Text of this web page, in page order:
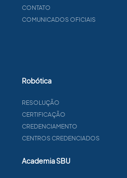
CONTATO
COMUNICADOS OFICIAIS
Robótica
RESOLUÇÃO
CERTIFICAÇÃO
CREDENCIAMENTO
CENTROS CREDENCIADOS
Academia SBU